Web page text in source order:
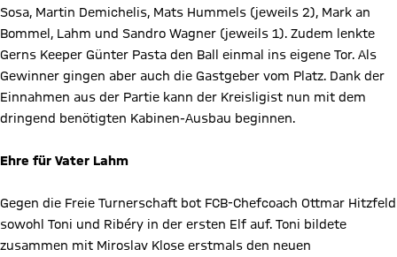
Sosa, Martin Demichelis, Mats Hummels (jeweils 2), Mark an
Bommel, Lahm und Sandro Wagner (jeweils 1). Zudem lenkte
Gerns Keeper Günter Pasta den Ball einmal ins eigene Tor. Als
Gewinner gingen aber auch die Gastgeber vom Platz. Dank der
Einnahmen aus der Partie kann der Kreisligist nun mit dem
dringend benötigten Kabinen-Ausbau beginnen.
Ehre für Vater Lahm
Gegen die Freie Turnerschaft bot FCB-Chefcoach Ottmar Hitzfeld
sowohl Toni und Ribéry in der ersten Elf auf. Toni bildete
zusammen mit Miroslav Klose erstmals den neuen